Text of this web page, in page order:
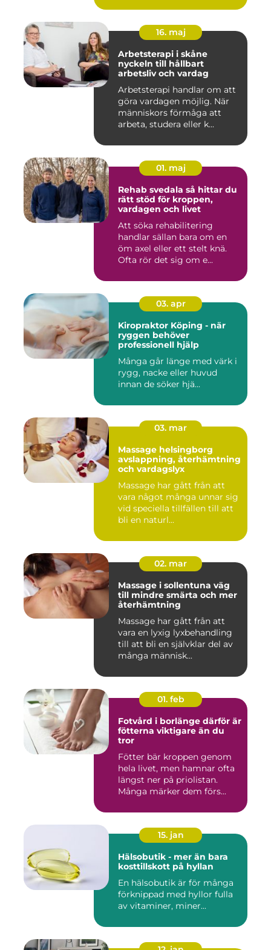
16. maj
Arbetsterapi i skåne
nyckeln till hållbart
arbetsliv och vardag
Arbetsterapi handlar om att
göra vardagen möjlig. När
människors förmåga att
arbeta, studera eller k...
01. maj
Rehab svedala så hittar du
rätt stöd för kroppen,
vardagen och livet
Att söka rehabilitering
handlar sällan bara om en
öm axel eller ett stelt knä.
Ofta rör det sig om e...
03. apr
Kiropraktor Köping - när
ryggen behöver
professionell hjälp
Många går länge med värk i
rygg, nacke eller huvud
innan de söker hjä...
03. mar
Massage helsingborg
avslappning, återhämtning
och vardagslyx
Massage har gått från att
vara något många unnar sig
vid speciella tillfällen till att
bli en naturl...
02. mar
Massage i sollentuna väg
till mindre smärta och mer
återhämtning
Massage har gått från att
vara en lyxig lyxbehandling
till att bli en självklar del av
många människ...
01. feb
Fotvård i borlänge därför är
fötterna viktigare än du
tror
Fötter bär kroppen genom
hela livet, men hamnar ofta
längst ner på priolistan.
Många märker dem förs...
15. jan
Hälsobutik - mer än bara
kosttillskott på hyllan
En hälsobutik är för många
förknippad med hyllor fulla
av vitaminer, miner...